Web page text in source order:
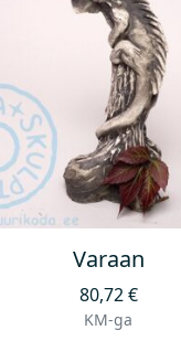
Varaan
80,72€
KM-ga